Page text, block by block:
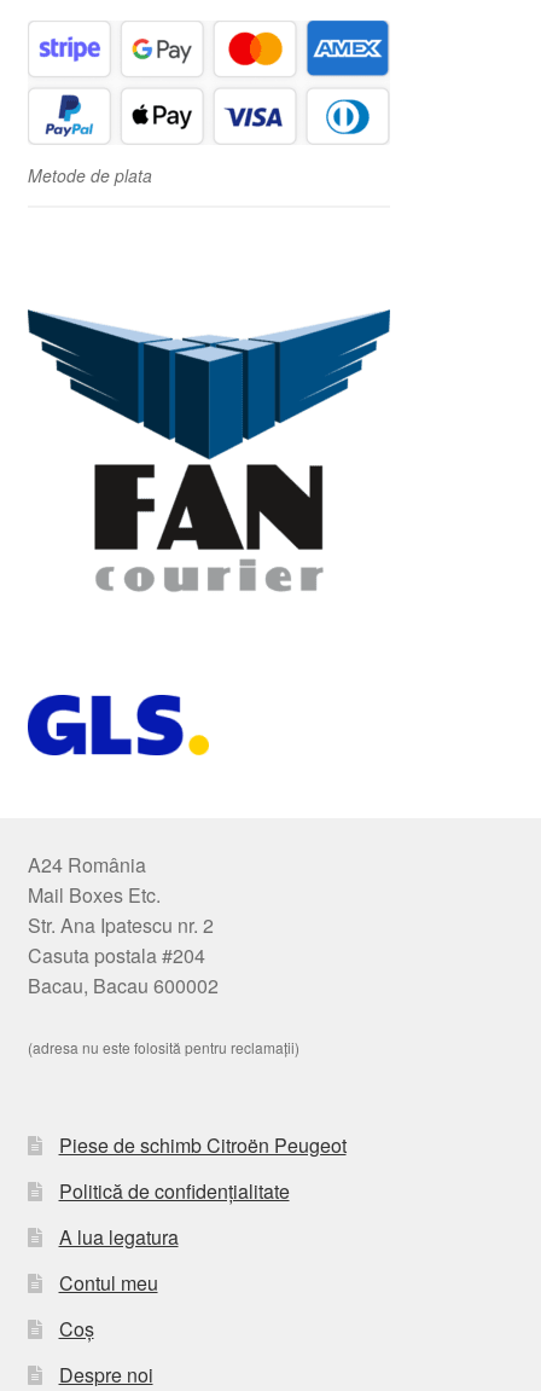
Metode de plata
A24 România
Mail Boxes Etc.
Str. Ana Ipatescu nr. 2
Casuta postala #204
Bacau, Bacau 600002
(adresa nu este folosită pentru reclamații)
Piese de schimb Citroën Peugeot
Politică de confidențialitate
A lua legatura
Contul meu
Coș
Despre noi